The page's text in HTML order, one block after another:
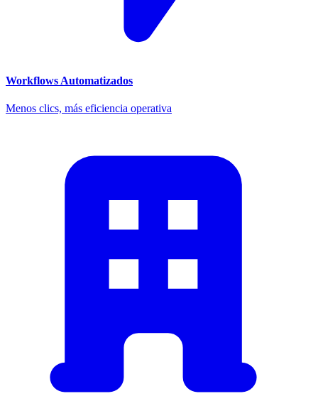
Workflows Automatizados
Menos clics, más eficiencia operativa